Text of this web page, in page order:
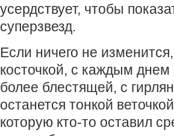
усердствует, чтобы
суперзвезд.
Если ничего не
косточкой, с каждым
более блестящей, с
останется тонкой
которую кто-то оставил